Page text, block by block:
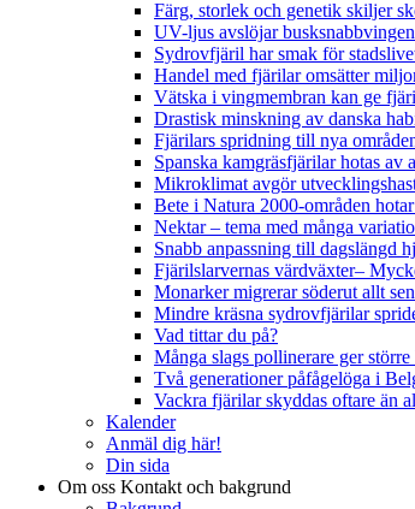
Färg, storlek och genetik skiljer
UV-ljus avslöjar
Sydrovfjäril har smak för
Handel med fjärilar omsätter
Vätska i vingmembran kan ge
Drastisk minskning av danska
Fjärilars spridning till nya
Spanska kamgräsfjärilar hotas av
Mikroklimat avgör
Bete i Natura 2000-områden
Nektar – tema med många
Snabb anpassning till dagslängd
Fjärilslarvernas värdväxter–
Monarker migrerar söderut allt
Mindre kräsna sydrovfjärilar
Vad tittar du på?
Många slags pollinerare ger
Två generationer påfågelöga i
Vackra fjärilar skyddas oftare än
Kalender
Anmäl dig här!
Din sida
Om oss Kontakt och bakgrund